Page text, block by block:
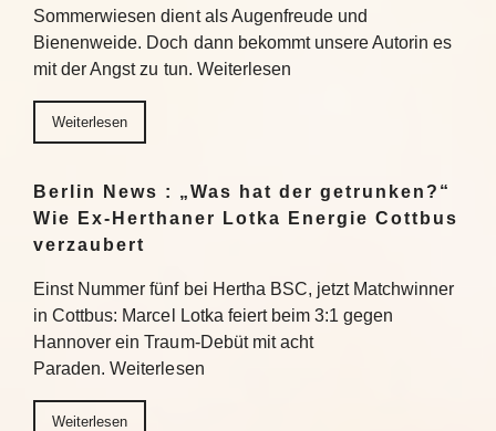
Sommerwiesen dient als Augenfreude und
Bienenweide. Doch dann bekommt unsere Autorin es
mit der Angst zu tun. Weiterlesen
Weiterlesen
Berlin News : „Was hat der getrunken?“
Wie Ex-Herthaner Lotka Energie Cottbus
verzaubert
Einst Nummer fünf bei Hertha BSC, jetzt Matchwinner
in Cottbus: Marcel Lotka feiert beim 3:1 gegen
Hannover ein Traum-Debüt mit acht
Paraden. Weiterlesen
Weiterlesen